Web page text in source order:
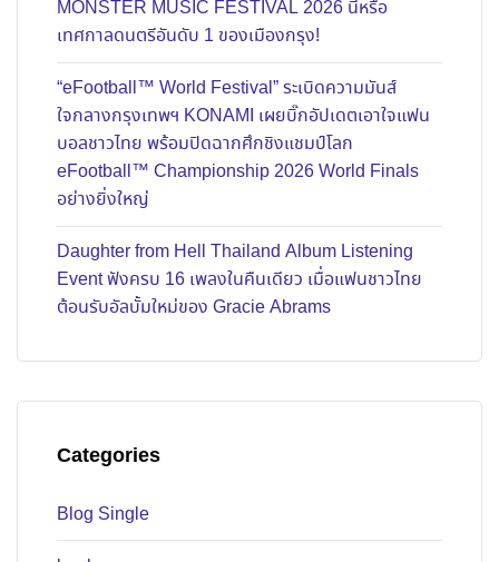
MONSTER MUSIC FESTIVAL 2026 นี่หรือ
เทศกาลดนตรีอันดับ 1 ของเมืองกรุง!
“eFootball™ World Festival” ระเบิดความมันส์
ใจกลางกรุงเทพฯ KONAMI เผยบิ๊กอัปเดตเอาใจแฟน
บอลชาวไทย พร้อมปิดฉากศึกชิงแชมป์โลก
eFootball™ Championship 2026 World Finals
อย่างยิ่งใหญ่
Daughter from Hell Thailand Album Listening
Event ฟังครบ 16 เพลงในคืนเดียว เมื่อแฟนชาวไทย
ต้อนรับอัลบั้มใหม่ของ Gracie Abrams
Categories
Blog Single